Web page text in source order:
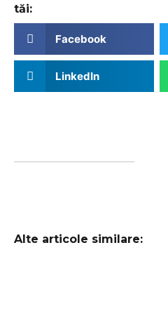
tăi:
Facebook
LinkedIn
Alte articole similare: